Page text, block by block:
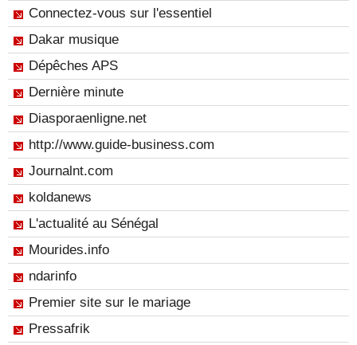
Connectez-vous sur l'essentiel
Dakar musique
Dépêches APS
Dernière minute
Diasporaenligne.net
http://www.guide-business.com
Journalnt.com
koldanews
L'actualité au Sénégal
Mourides.info
ndarinfo
Premier site sur le mariage
Pressafrik